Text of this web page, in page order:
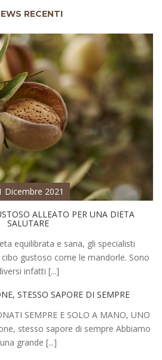
RECENTI
Dicembre 2021
ALLEATO PER UNA DIETA
SALUTARE
equilibrata e sana, gli specialisti
gustoso come le mandorle. Sono
infatti [...]
STESSO SAPORE DI SEMPRE
SEMPRE E SOLO A MANO, UNO
stesso sapore di sempre Abbiamo
una grande [...]